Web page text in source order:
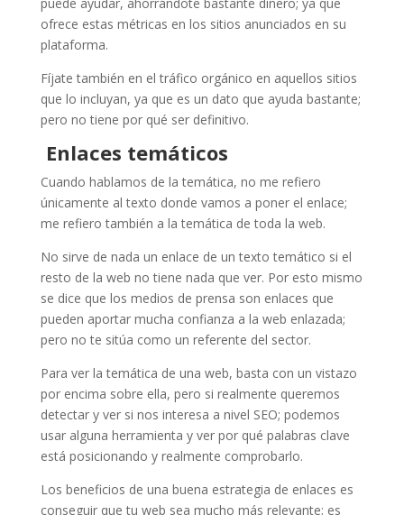
ofrece estas métricas en los sitios anunciados en su
plataforma.
Fíjate también en el tráfico orgánico en aquellos sitios
que lo incluyan, ya que es un dato que ayuda bastante;
pero no tiene por qué ser definitivo.
Enlaces temáticos
Cuando hablamos de la temática, no me refiero
únicamente al texto donde vamos a poner el enlace;
me refiero también a la temática de toda la web.
No sirve de nada un enlace de un texto temático si el
resto de la web no tiene nada que ver. Por esto mismo
se dice que los medios de prensa son enlaces que
pueden aportar mucha confianza a la web enlazada;
pero no te sitúa como un referente del sector.
Para ver la temática de una web, basta con un vistazo
por encima sobre ella, pero si realmente queremos
detectar y ver si nos interesa a nivel SEO; podemos
usar alguna herramienta y ver por qué palabras clave
está posicionando y realmente comprobarlo.
Los beneficios de una buena estrategia de enlaces es
conseguir que tu web sea mucho más relevante; es